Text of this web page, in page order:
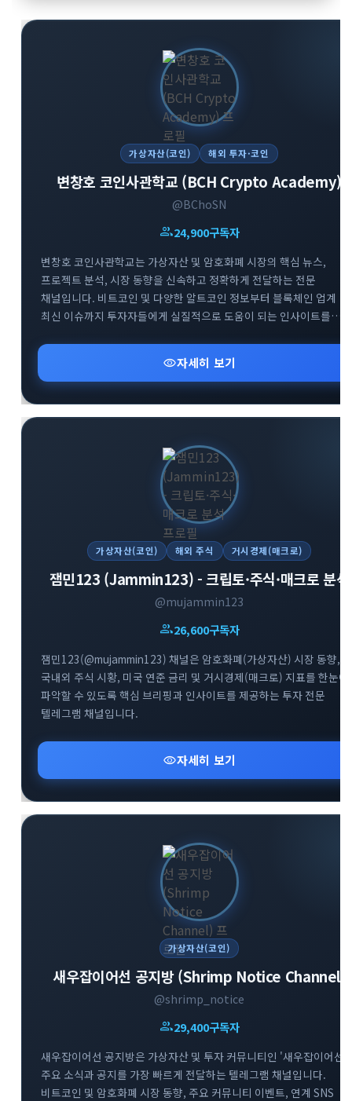
가상자산(코인) 해외 투자·코인
변창호 코인사관학교 (BCH Crypto Academy)
@BChoSN
group24,900구독자
변창호 코인사관학교는 가상자산 및 암호화폐 시장의 핵심 뉴스,
프로젝트 분석, 시장 동향을 신속하고 정확하게 전달하는 전문
채널입니다. 비트코인 및 다양한 알트코인 정보부터 블록체인 업계
최신 이슈까지 투자자들에게 실질적으로 도움이 되는 인사이트를
태그를 통해 투명하게 채널을 운영하고 있습니다. 가상자산 시장의
흐름을 빠르게 파악하고 신뢰도 높은 투자 정보를 얻고자 하는
투자자분들께 추천합니다.
visibility자세히 보기
가상자산(코인) 해외 주식 거시경제(매크로)
잼민123 (Jammin123) - 크립토·주식·매크로 분석
@mujammin123
group26,600구독자
잼민123(@mujammin123) 채널은 암호화폐(가상자산) 시장 동향,
국내외 주식 시황, 미국 연준 금리 및 거시경제(매크로) 지표를 한눈에
파악할 수 있도록 핵심 브리핑과 인사이트를 제공하는 투자 전문
텔레그램 채널입니다.
visibility자세히 보기
가상자산(코인)
새우잡이어선 공지방 (Shrimp Notice Channel)
@shrimp_notice
group29,400구독자
새우잡이어선 공지방은 가상자산 및 투자 커뮤니티인 '새우잡이어선'
주요 소식과 공지를 가장 빠르게 전달하는 텔레그램 채널입니다.
비트코인 및 암호화폐 시장 동향, 주요 커뮤니티 이벤트, 연계 SNS